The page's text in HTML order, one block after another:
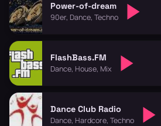
Power-of-dream
90er, Dance, Techno
FlashBass.FM
Dance, House, Mix
Dance Club Radio
Dance, Hardcore, Techno